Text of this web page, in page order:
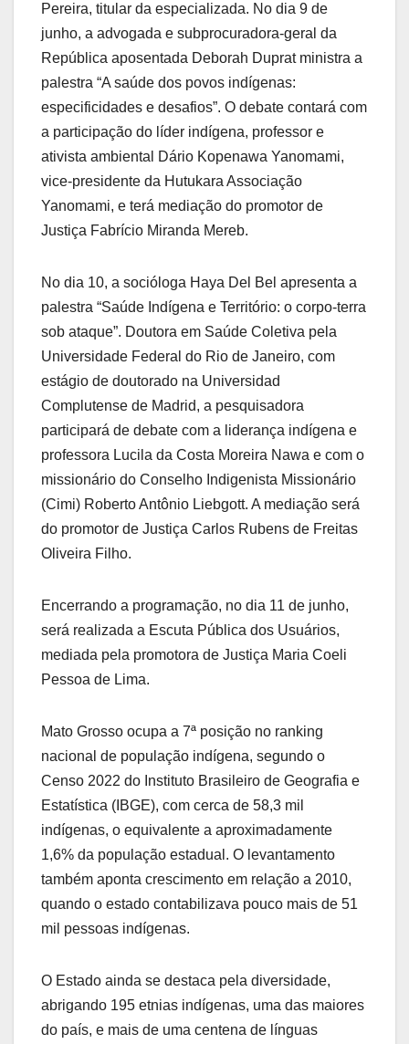
Pereira, titular da especializada. No dia 9 de
junho, a advogada e subprocuradora-geral da
República aposentada Deborah Duprat ministra a
palestra “A saúde dos povos indígenas:
especificidades e desafios”. O debate contará com
a participação do líder indígena, professor e
ativista ambiental Dário Kopenawa Yanomami,
vice-presidente da Hutukara Associação
Yanomami, e terá mediação do promotor de
Justiça Fabrício Miranda Mereb.
No dia 10, a socióloga Haya Del Bel apresenta a
palestra “Saúde Indígena e Território: o corpo-terra
sob ataque”. Doutora em Saúde Coletiva pela
Universidade Federal do Rio de Janeiro, com
estágio de doutorado na Universidad
Complutense de Madrid, a pesquisadora
participará de debate com a liderança indígena e
professora Lucila da Costa Moreira Nawa e com o
missionário do Conselho Indigenista Missionário
(Cimi) Roberto Antônio Liebgott. A mediação será
do promotor de Justiça Carlos Rubens de Freitas
Oliveira Filho.
Encerrando a programação, no dia 11 de junho,
será realizada a Escuta Pública dos Usuários,
mediada pela promotora de Justiça Maria Coeli
Pessoa de Lima.
Mato Grosso ocupa a 7ª posição no ranking
nacional de população indígena, segundo o
Censo 2022 do Instituto Brasileiro de Geografia e
Estatística (IBGE), com cerca de 58,3 mil
indígenas, o equivalente a aproximadamente
1,6% da população estadual. O levantamento
também aponta crescimento em relação a 2010,
quando o estado contabilizava pouco mais de 51
mil pessoas indígenas.
O Estado ainda se destaca pela diversidade,
abrigando 195 etnias indígenas, uma das maiores
do país, e mais de uma centena de línguas